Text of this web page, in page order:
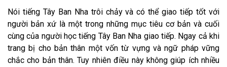
Nói tiếng Tây Ban Nha trôi chảy và có thể giao tiếp tốt với
người bản xứ là một trong những mục tiêu cơ bản và cuối
cùng của người học tiếng Tây Ban Nha giao tiếp. Ngay cả khi
trang bị cho bản thân một vốn từ vựng và ngữ pháp vững
chắc cho bản thân. Tuy nhiên điều này không giúp ích nhiều